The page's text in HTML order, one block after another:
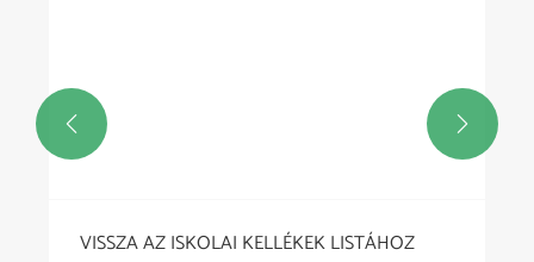
VISSZA AZ ISKOLAI KELLÉKEK LISTÁHOZ
 